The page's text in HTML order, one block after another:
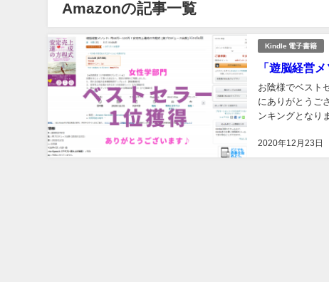
Amazonの記事一覧
Kindle 電子書籍
「遊脳経営
2020年12月23日
お陰様でベスト
にありがとうご
ンキングとなりました